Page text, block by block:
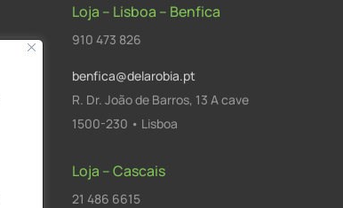
Loja – Lisboa – Benfica
910 473 826
benfica@delarobia.pt
R. Dr. João de Barros, 13 A cave
1500-230 • Lisboa
Loja – Cascais
21 486 6615